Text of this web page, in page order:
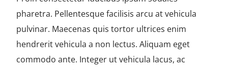
pharetra. Pellentesque facilisis arcu at vehicula
pulvinar. Maecenas quis tortor ultrices enim
hendrerit vehicula a non lectus. Aliquam eget
commodo ante. Integer ut vehicula lacus, ac